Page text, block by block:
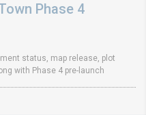
Phase 4
status, map release, plot
with Phase 4 pre-launch